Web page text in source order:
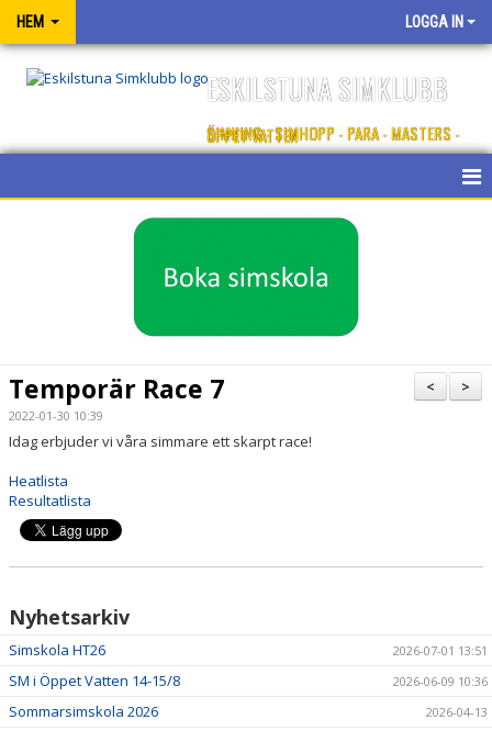
HEM LOGGA IN
ESKILSTUNA SIMKLUBB
SIMNING - SIMHOPP - PARA - MASTERS - ÖPPET VATTEN
OM ESKILSTUNA SK
>
<
Temporär Race 7
2022-01-30 10:39
Idag erbjuder vi våra simmare ett skarpt race!
Heatlista
Resultatlista
Nyhetsarkiv
Simskola HT26 2026-07-01 13:51
SM i Öppet Vatten 14-15/8 2026-06-09 10:36
Sommarsimskola 2026 2026-04-13